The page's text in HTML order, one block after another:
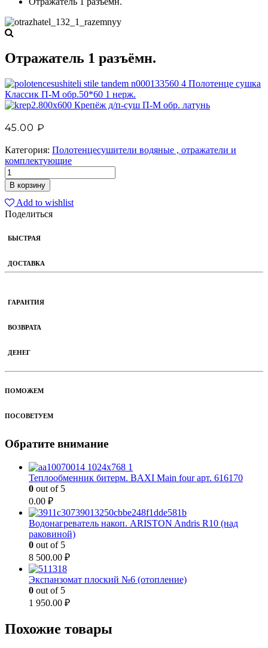
Отражатель 1 разъёмн.
Полотенце сушка
Классик П-М обр.50*60 1 нерж.
Крепёж д/п-суш П-М обр. латунь
45.00 ₽
Категория: Полотенцесушители водяные , отражатели и
комплектующие
В корзину
Add to wishlist
Поделиться
БЫСТРАЯ
ДОСТАВКА
ГАРАНТИЯ
ВОЗВРАТА
ДЕНЕГ
ПОМОЖЕМ
ПОСОВЕТУЕМ
Обратите внимание
Теплообменник битерм. BAXI Main four арт. 616170
0 out of 5
0.00 ₽
Водонагреватель накоп. ARISTON Andris R10 (над
раковиной)
0 out of 5
8 500.00 ₽
Экспанзомат плоский №6 (отопление)
0 out of 5
1 950.00 ₽
Похожие товары